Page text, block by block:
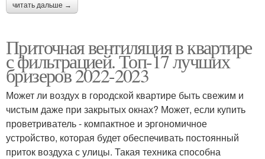
читать дальше →
Приточная вентиляция в квартире
с фильтрацией. Топ-17 лучших
бризеров 2022-2023
Может ли воздух в городской квартире быть свежим и
чистым даже при закрытых окнах? Может, если купить
проветриватель - компактное и эргономичное
устройство, которая будет обеспечивать постоянный
приток воздуха с улицы. Такая техника способна